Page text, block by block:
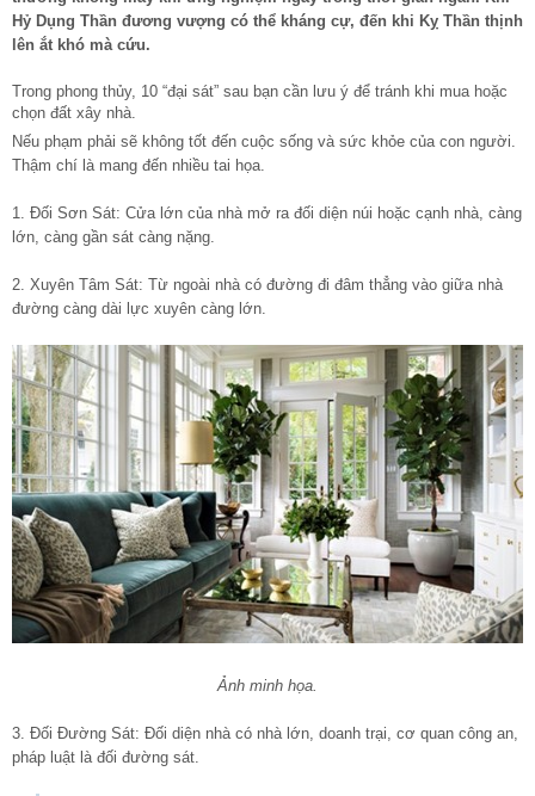
Hỷ Dụng Thần đương vượng có thể kháng cự, đến khi Kỵ Thần thịnh
lên ắt khó mà cứu.
Trong phong thủy, 10 “đại sát” sau bạn cần lưu ý để tránh khi mua hoặc
chọn đất xây nhà.
Nếu phạm phải sẽ không tốt đến cuộc sống và sức khỏe của con người.
Thậm chí là mang đến nhiều tai họa.
1. Đối Sơn Sát: Cửa lớn của nhà mở ra đối diện núi hoặc cạnh nhà, càng
lớn, càng gần sát càng nặng.
2. Xuyên Tâm Sát: Từ ngoài nhà có đường đi đâm thẳng vào giữa nhà
đường càng dài lực xuyên càng lớn.
Ảnh minh họa.
3. Đối Đường Sát: Đối diện nhà có nhà lớn, doanh trại, cơ quan công an,
pháp luật là đối đường sát.